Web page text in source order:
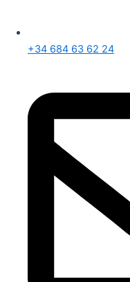
+34 684 63 62 24